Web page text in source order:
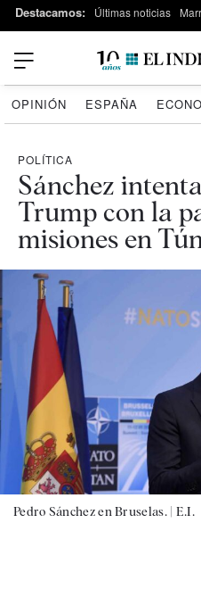
Destacamos: Últimas noticias
OPINIÓN ESPAÑA
POLÍTICA
Sánchez
Trump con la
misiones en
Pedro Sánchez en Bruselas. | E.I.